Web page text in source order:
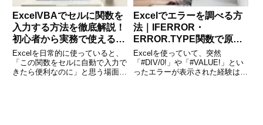
ExcelVBAでセルに関数を
入力する方法を徹底解説！
初心者から実務で使えるテ
クニックまで
Excelを日常的に使っていると、
「この関数をセルに自動で入力で
きたら便利なのに」と思う場面が
Excelでエラーを調べる方
法｜IFERROR・
ERROR.TYPE関数で原因
を特定しよう
Excelを使っていて、突然
「#DIV/0!」や「#VALUE!」とい
ったエラーが表示された経験はあ